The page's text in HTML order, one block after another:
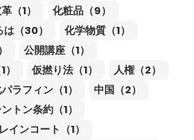
（1）
化粧品（9）
（30）
化学物質（1）
公開講座（1）
仮撚り法（1）
人権（2）
ラフィン（1）
中国（2）
トン条約（1）
レインコート（1）